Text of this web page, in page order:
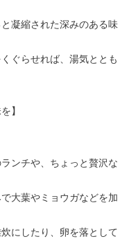
凝縮された深みのある味
ぐらせれば、湯気ととも
】
ンチや、ちょっと贅沢な
大葉やミョウガなどを加
にしたり、卵を落として